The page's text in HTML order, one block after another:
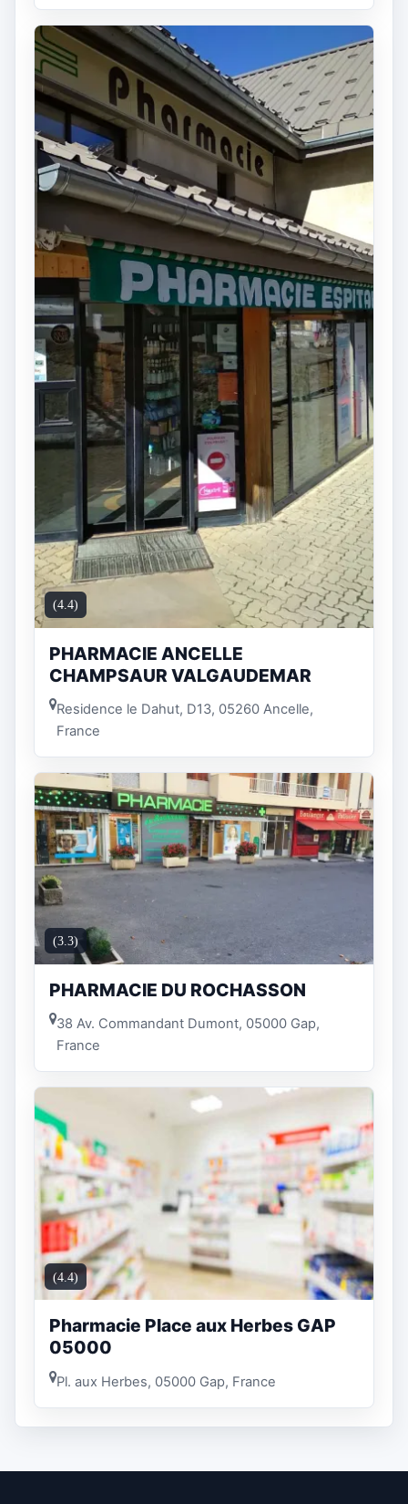
(4.4)
PHARMACIE ANCELLE
CHAMPSAUR VALGAUDEMAR
Residence le Dahut, D13, 05260 Ancelle,
France
(3.3)
PHARMACIE DU ROCHASSON
38 Av. Commandant Dumont, 05000 Gap,
France
(4.4)
Pharmacie Place aux Herbes GAP
05000
Pl. aux Herbes, 05000 Gap, France